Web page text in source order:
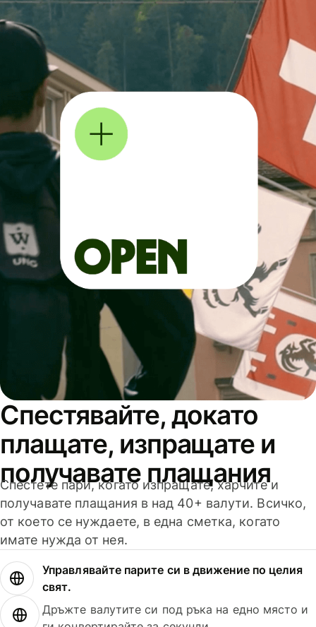
Спестявайте, докато
плащате, изпращате и
получавате плащания
Спестете пари, когато изпращате, харчите и
получавате плащания в над 40+ валути. Всичко,
от което се нуждаете, в една сметка, когато
имате нужда от нея.
Управлявайте парите си в движение по целия
свят.
Дръжте валутите си под ръка на едно място и